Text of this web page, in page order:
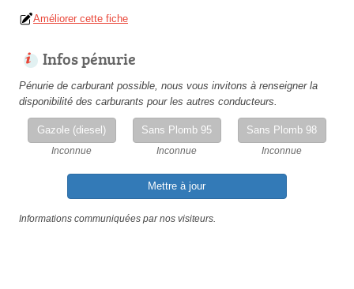
Améliorer cette fiche
Infos pénurie
Pénurie de carburant possible, nous vous invitons à renseigner la
disponibilité des carburants pour les autres conducteurs.
Gazole (diesel)
Inconnue
Sans Plomb 95
Inconnue
Sans Plomb 98
Inconnue
Mettre à jour
Informations communiquées par nos visiteurs.